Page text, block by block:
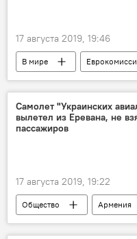
17 августа 2019, 19:46
В мире
операция
Самолет "Украинских
вылетел из Еревана, не
пассажиров
17 августа 2019, 19:22
Общество Армения
Киев
пассажиры